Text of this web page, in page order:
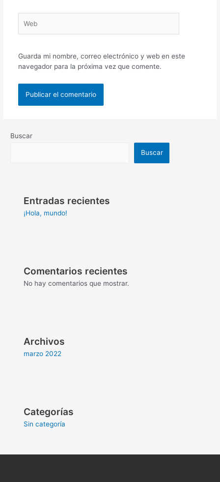
Guarda mi nombre, correo electrónico y web en este
navegador para la próxima vez que comente.
Buscar
Buscar
Entradas recientes
¡Hola, mundo!
Comentarios recientes
No hay comentarios que mostrar.
Archivos
marzo 2022
Categorías
Sin categoría